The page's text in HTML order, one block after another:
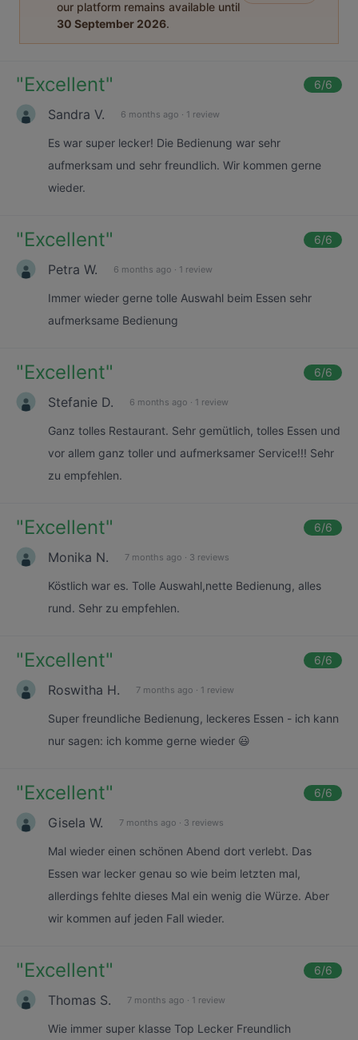
our platform remains available until
30 September 2026.
"Excellent" 6/6
Sandra V. 6 months ago · 1 review
Es war super lecker! Die Bedienung war sehr
aufmerksam und sehr freundlich. Wir kommen gerne
wieder.
"Excellent" 6/6
Petra W. 6 months ago · 1 review
Immer wieder gerne tolle Auswahl beim Essen sehr
aufmerksame Bedienung
"Excellent" 6/6
Stefanie D. 6 months ago · 1 review
Ganz tolles Restaurant. Sehr gemütlich, tolles Essen und
vor allem ganz toller und aufmerksamer Service!!! Sehr
zu empfehlen.
"Excellent" 6/6
Monika N. 7 months ago · 3 reviews
Köstlich war es. Tolle Auswahl,nette Bedienung, alles
rund. Sehr zu empfehlen.
"Excellent" 6/6
Roswitha H. 7 months ago · 1 review
Super freundliche Bedienung, leckeres Essen - ich kann
nur sagen: ich komme gerne wieder 😃
"Excellent" 6/6
Gisela W. 7 months ago · 3 reviews
Mal wieder einen schönen Abend dort verlebt. Das
Essen war lecker genau so wie beim letzten mal,
allerdings fehlte dieses Mal ein wenig die Würze. Aber
wir kommen auf jeden Fall wieder.
"Excellent" 6/6
Thomas S. 7 months ago · 1 review
Wie immer super klasse Top Lecker Freundlich